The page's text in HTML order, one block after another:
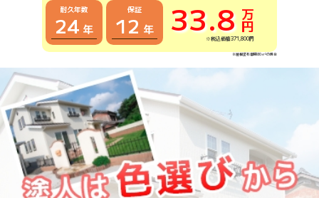
耐久年数
24 年
保証
12 年 33.8 万円
※税込価格371,800円
※屋根塗布面積80㎡²の場合